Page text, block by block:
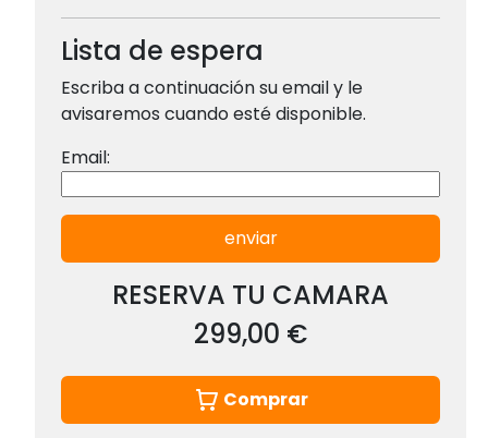
Lista de espera
Escriba a continuación su email y le
avisaremos cuando esté disponible.
Email:
enviar
RESERVA TU CAMARA
299,00 €
Comprar